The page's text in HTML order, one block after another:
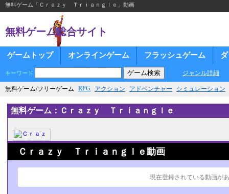
無料ゲーム「Ｃｒａｚｙ Ｔｒｉａｎｇｌｅ」動画
無料ゲーム総合サイト
ゲームトップ オンラインゲーム フラッシュゲーム
キーワード ジャンル詳細
無料ゲーム/フリーゲーム RPG アクション アドベンチャー シミュレーション
無料ゲーム：Ｃｒａｚｙ Ｔｒｉａｎｇｌｅ
Ｃｒａｚｙ Ｔｒｉａｎｇｌｅ動画
現在登録されている動画が